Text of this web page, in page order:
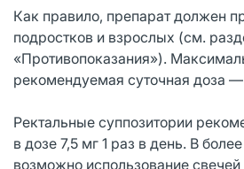
Как правило, препарат должен
подростков и взрослых (см.
«Противопоказания»).
рекомендуемая суточная доза —
Ректальные суппозитории
в дозе 7,5 мг 1 раз в день. В
возможно использование свечей